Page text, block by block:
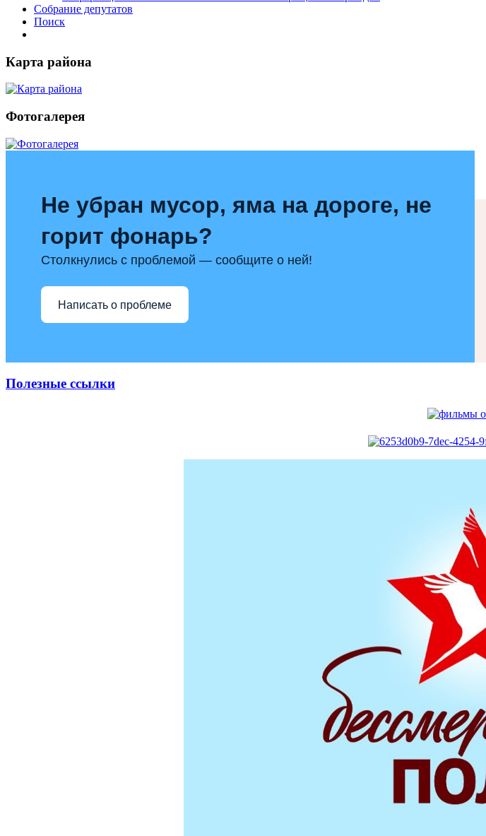
Собрание депутатов
Поиск
Карта района
Фотогалерея
Не убран мусор, яма на дороге, не
горит фонарь?
Столкнулись с проблемой — сообщите о ней!
Написать о проблеме
Полезные ссылки